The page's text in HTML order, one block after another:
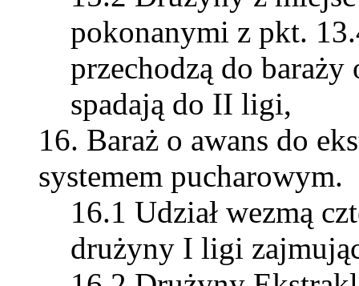
pokonanymi z pkt.
przechodzą do
spadają do II ligi,
Baraż o awans do
systemem pucharowym.
Udział wezmą
drużyny I ligi